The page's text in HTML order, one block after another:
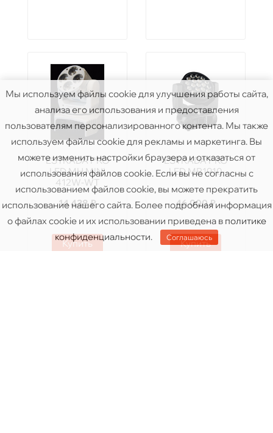
ESTRADA PRO
LED MH MINI
412W-WT
14 438 ₽
Купить
ESTRADA PRO
LED MP1910
46 000 ₽
Купить
Мы используем файлы cookie для улучшения работы сайта,
анализа его использования и предоставления
пользователям персонализированного контента. Мы также
используем файлы cookie для рекламы и маркетинга. Вы
можете изменить настройки браузера и отказаться от
использования файлов cookie. Если вы не согласны с
использованием файлов cookie, вы можете прекратить
использование нашего сайта. Более подробная информация
о файлах cookie и их использовании приведена в политике
конфиденциальности. Соглашаюсь